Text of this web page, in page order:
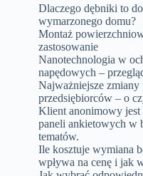
Dlaczego dębniki to
wymarzonego domu?
Montaż
zastosowanie
Nanotechnologia w
napędowych –
Najważniejsze zmiany
przedsiębiorców – o
Klient anonimowy jest
paneli ankietowych w
tematów.
Ile kosztuje wymiana
wpływa na cenę i jak